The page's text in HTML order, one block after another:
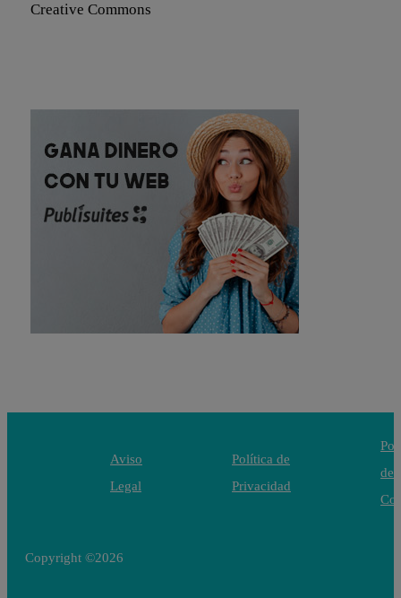
Creative Commons
Aviso
Legal
Política de
Privacidad
de
Copyright ©2026